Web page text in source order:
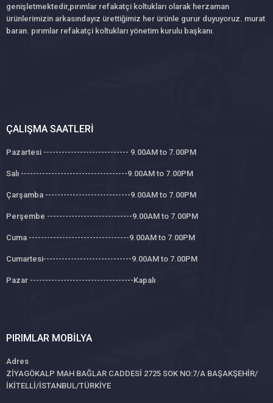
genişletmektedir,pırımlar refakatçi koltukları olarak herzaman
ürünlerimizin arkasındayız ürettiğimiz her ürünle gurur duyuyoruz. murat
baran. pırımlar refakatçi koltukları yönetim kurulu başkanı.
ÇALIŞMA SAATLERI
Pazartesi ---------------------------- 9.00AM to 7.00PM
Salı -----------------------------------9.00AM to 7.00PM
Çarşamba ----------------------------9.00AM to 7.00PM
Perşembe ----------------------------9.00AM to 7.00PM
Cuma ---------------------------------9.00AM to 7.00PM
Cumartesi-----------------------------9.00AM to 7.00PM
Pazar ----------------------------------Kapalı
PIRIMLAR MOBILYA
Adres
ZİYAGÖKALP MAH BAĞLAR CADDESİ 2725 SOK NO:7/A BAŞAKŞEHİR/
İKİTELLİ/İSTANBUL/TÜRKİYE